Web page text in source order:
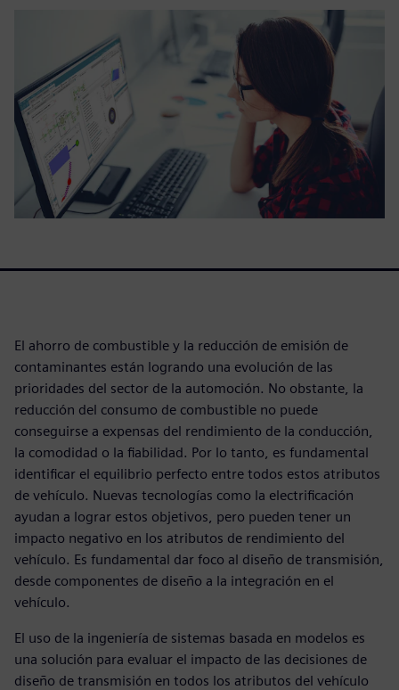
El ahorro de combustible y la reducción de emisión de
contaminantes están logrando una evolución de las
prioridades del sector de la automoción. No obstante, la
reducción del consumo de combustible no puede
conseguirse a expensas del rendimiento de la conducción,
la comodidad o la fiabilidad. Por lo tanto, es fundamental
identificar el equilibrio perfecto entre todos estos atributos
de vehículo. Nuevas tecnologías como la electrificación
ayudan a lograr estos objetivos, pero pueden tener un
impacto negativo en los atributos de rendimiento del
vehículo. Es fundamental dar foco al diseño de transmisión,
desde componentes de diseño a la integración en el
vehículo.
El uso de la ingeniería de sistemas basada en modelos es
una solución para evaluar el impacto de las decisiones de
diseño de transmisión en todos los atributos del vehículo